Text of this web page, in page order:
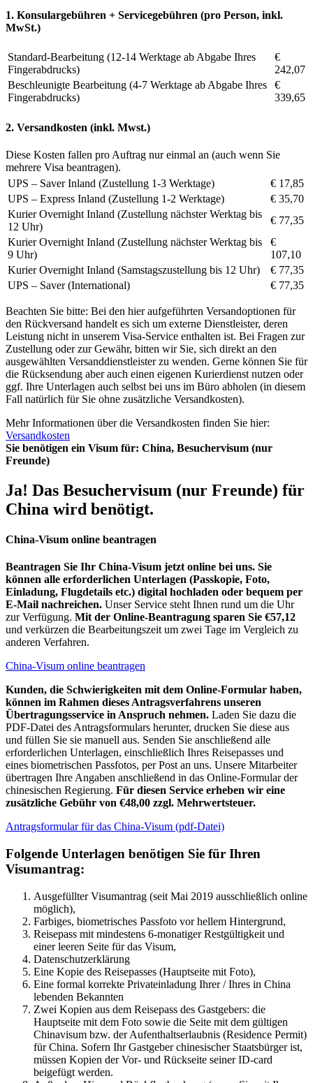
1. Konsulargebühren + Servicegebühren (pro Person, inkl.
MwSt.)
Standard-Bearbeitung (12-14 Werktage ab Abgabe Ihres
Fingerabdrucks)
€
242,07
Beschleunigte Bearbeitung (4-7 Werktage ab Abgabe Ihres
Fingerabdrucks)
€
339,65
2. Versandkosten (inkl. Mwst.)
Diese Kosten fallen pro Auftrag nur einmal an (auch wenn Sie
mehrere Visa beantragen).
UPS – Saver Inland (Zustellung 1-3 Werktage)
€ 17,85
UPS – Express Inland (Zustellung 1-2 Werktage)
€ 35,70
Kurier Overnight Inland (Zustellung nächster Werktag bis
12 Uhr)
€ 77,35
Kurier Overnight Inland (Zustellung nächster Werktag bis
9 Uhr)
€
107,10
Kurier Overnight Inland (Samstagszustellung bis 12 Uhr)
€ 77,35
UPS – Saver (International)
€ 77,35
Beachten Sie bitte: Bei den hier aufgeführten Versandoptionen für
den Rückversand handelt es sich um externe Dienstleister, deren
Leistung nicht in unserem Visa-Service enthalten ist. Bei Fragen zur
Zustellung oder zur Gewähr, bitten wir Sie, sich direkt an den
ausgewählten Versanddienstleister zu wenden. Gerne können Sie für
die Rücksendung aber auch einen eigenen Kurierdienst nutzen oder
ggf. Ihre Unterlagen auch selbst bei uns im Büro abholen (in diesem
Fall natürlich für Sie ohne zusätzliche Versandkosten).
Mehr Informationen über die Versandkosten finden Sie hier:
Versandkosten
Sie benötigen ein Visum für: China, Besuchervisum (nur
Freunde)
Ja! Das Besuchervisum (nur Freunde) für
China wird benötigt.
China-Visum online beantragen
Beantragen Sie Ihr China-Visum jetzt online bei uns. Sie
können alle erforderlichen Unterlagen (Passkopie, Foto,
Einladung, Flugdetails etc.) digital hochladen oder bequem per
E-Mail nachreichen. Unser Service steht Ihnen rund um die Uhr
zur Verfügung. Mit der Online-Beantragung sparen Sie €57,12
und verkürzen die Bearbeitungszeit um zwei Tage im Vergleich zu
anderen Verfahren.
China-Visum online beantragen
Kunden, die Schwierigkeiten mit dem Online-Formular haben,
können im Rahmen dieses Antragsverfahrens unseren
Übertragungsservice in Anspruch nehmen. Laden Sie dazu die
PDF-Datei des Antragsformulars herunter, drucken Sie diese aus
und füllen Sie sie manuell aus. Senden Sie anschließend alle
erforderlichen Unterlagen, einschließlich Ihres Reisepasses und
eines biometrischen Passfotos, per Post an uns. Unsere Mitarbeiter
übertragen Ihre Angaben anschließend in das Online-Formular der
chinesischen Regierung. Für diesen Service erheben wir eine
zusätzliche Gebühr von €48,00 zzgl. Mehrwertsteuer.
Antragsformular für das China-Visum (pdf-Datei)
Folgende Unterlagen benötigen Sie für Ihren
Visumantrag:
Ausgefüllter Visumantrag (seit Mai 2019 ausschließlich online
möglich),
Farbiges, biometrisches Passfoto vor hellem Hintergrund,
Reisepass mit mindestens 6-monatiger Restgültigkeit und
einer leeren Seite für das Visum,
Datenschutzerklärung
Eine Kopie des Reisepasses (Hauptseite mit Foto),
Eine formal korrekte Privateinladung Ihrer / Ihres in China
lebenden Bekannten
Zwei Kopien aus dem Reisepass des Gastgebers: die
Hauptseite mit dem Foto sowie die Seite mit dem gültigen
Chinavisum bzw. der Aufenthaltserlaubnis (Residence Permit)
für China. Sofern Ihr Gastgeber chinesischer Staatsbürger ist,
müssen Kopien der Vor- und Rückseite seiner ID-card
beigefügt werden.